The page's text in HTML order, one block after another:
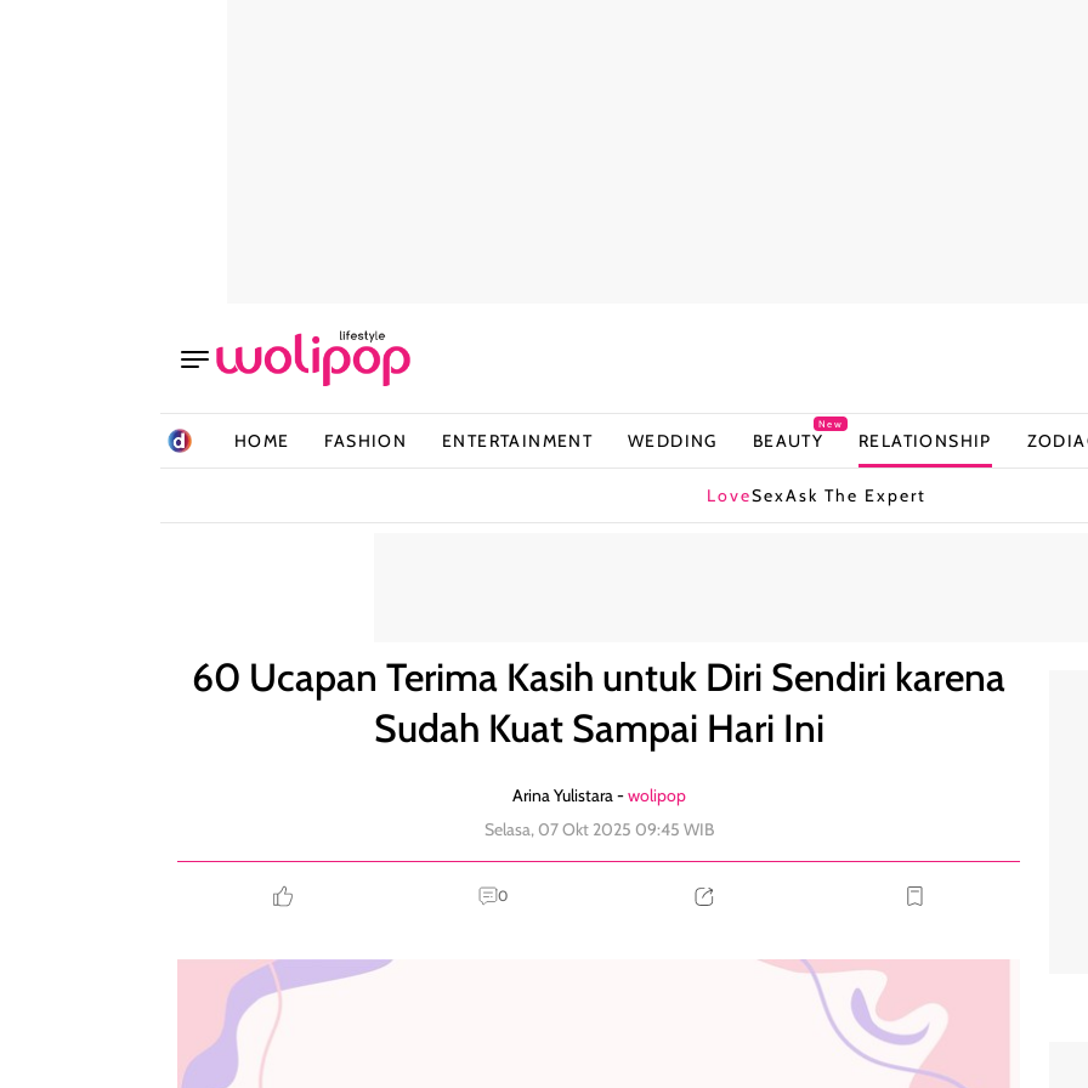
HOME FASHION ENTERTAINMENT WEDDING BEAUTY
New
RELATIONSHIP
LoveSexAsk The Expert
60 Ucapan Terima Kasih untuk Diri Sendiri karena
Sudah Kuat Sampai Hari Ini
Arina Yulistara -wolipop
Selasa, 07 Okt 2025 09:45 WIB
0